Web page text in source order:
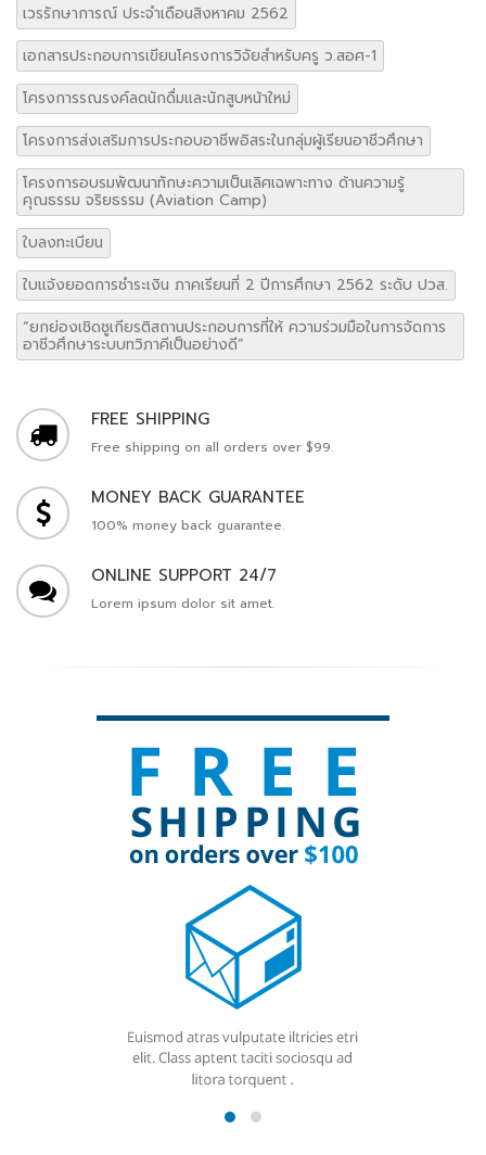
เวรรักษาการณ์ ประจำเดือนสิงหาคม 2562
เอกสารประกอบการเขียนโครงการวิจัยสำหรับครู ว.สอศ-1
โครงการรณรงค์ลดนักดื่มและนักสูบหน้าใหม่
โครงการส่งเสริมการประกอบอาชีพอิสระในกลุ่มผู้เรียนอาชีวศึกษา
โครงการอบรมพัฒนาทักษะความเป็นเลิศเฉพาะทาง ด้านความรู้
คุณธรรม จริยธรรม (Aviation Camp)
ใบลงทะเบียน
ใบแจ้งยอดการชำระเงิน ภาคเรียนที่ 2 ปีการศึกษา 2562 ระดับ ปวส.
“ยกย่องเชิดชูเกียรติสถานประกอบการที่ให้ ความร่วมมือในการจัดการ
อาชีวศึกษาระบบทวิภาคีเป็นอย่างดี”
FREE SHIPPING
Free shipping on all orders over $99.
MONEY BACK GUARANTEE
100% money back guarantee.
ONLINE SUPPORT 24/7
Lorem ipsum dolor sit amet.